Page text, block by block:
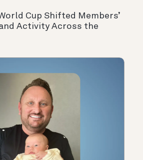
Cup Shifted Members’
Activity Across the